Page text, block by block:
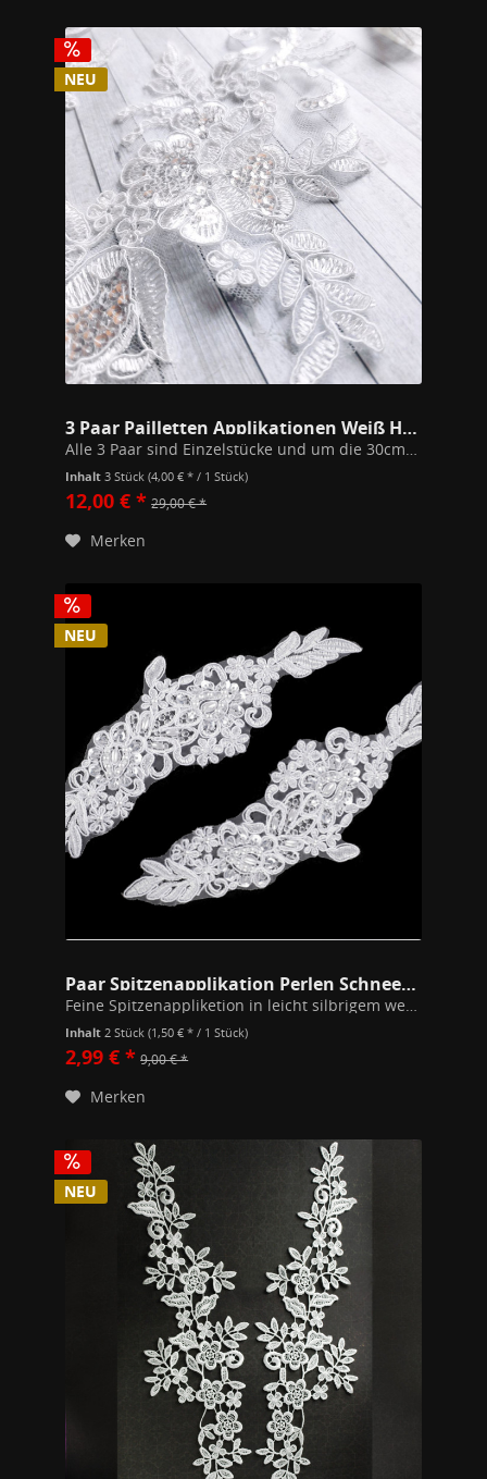
NEU
3 Paar Pailletten Applikationen Weiß Hochzeit
Alle 3 Paar sind Einzelstücke und um die 30cm lang. Zum extra günstigen Abverkaufs Setpreis!
Inhalt3 Stück(4,00 € * / 1 Stück)
12,00 € * 29,00 € *
Merken
NEU
Paar Spitzenapplikation Perlen Schneeweiß S Weiß
Inhalt 2 Stück(1,50 € * / 1 Stück)
2,99 € * 9,00 € *
Merken
NEU